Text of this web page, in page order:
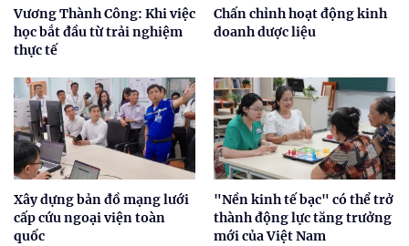
Vương Thành Công: Khi việc
học bắt đầu từ trải nghiệm
thực tế
Chấn chỉnh hoạt động kinh
doanh dược liệu
Xây dựng bản đồ mạng lưới
cấp cứu ngoại viện toàn
quốc
"Nền kinh tế bạc" có thể trở
thành động lực tăng trưởng
mới của Việt Nam